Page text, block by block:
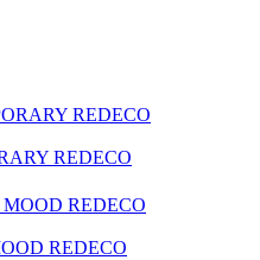
REDECO
REDECO